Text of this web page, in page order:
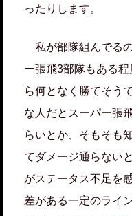
ったりします。
私が部隊組んでる
ー張飛3部隊もある
ら何となく勝てそう
な人だとスーパー張
らいとか、そもそも
てダメージ通らない
がステータス不足を
差がある一定のライ